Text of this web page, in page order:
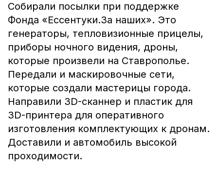
Собирали посылки при поддержке
Фонда «Ессентуки.За наших». Это
генераторы, тепловизионные прицелы,
приборы ночного видения, дроны,
которые произвели на Ставрополье.
Передали и маскировочные сети,
которые создали мастерицы города.
Направили 3D-сканнер и пластик для
3D-принтера для оперативного
изготовления комплектующих к дронам.
Доставили и автомобиль высокой
проходимости.